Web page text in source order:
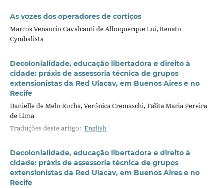
As vozes dos operadores de cortiços
Marcos Venancio Cavalcanti de Albuquerque Lui, Renato
Cymbalista
Decolonialidade, educação libertadora e direito à
cidade: práxis de assessoria técnica de grupos
extensionistas da Red Ulacav, em Buenos Aires e no
Recife
Danielle de Melo Rocha, Verónica Cremaschi, Talita Maria Pereira
de Lima
Traduções deste artigo: English
Decolonialidade, educação libertadora e direito à
cidade: práxis de assessoria técnica de grupos
extensionistas da Red Ulacav, em Buenos Aires e no
Recife